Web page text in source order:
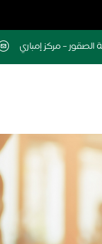
– مركز إمباري